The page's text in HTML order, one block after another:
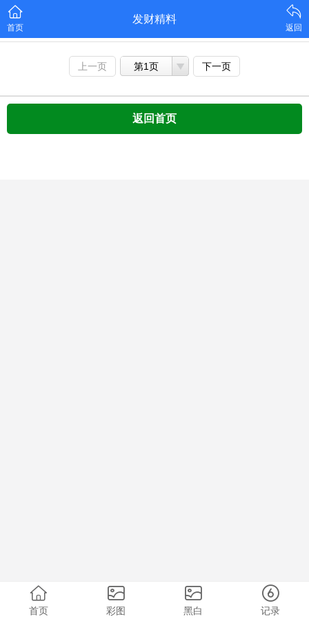
首页
发财精料
返回
上一页 第1页 下一页
返回首页
首页 彩图 黑白 记录